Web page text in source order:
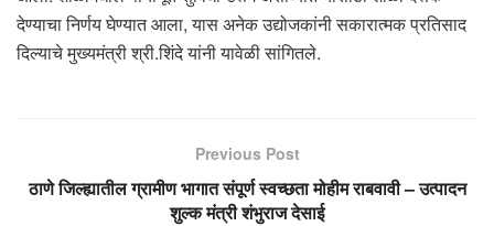
देण्याचा निर्णय घेण्यात आला, यास अनेक उद्योजकांनी सकारात्मक प्रतिसाद
दिल्याचे मुख्यमंत्री श्री.शिंदे यांनी यावेळी सांगितले.
Previous Post
ठाणे जिल्ह्यातील ग्रामीण भागात संपूर्ण स्वच्छता मोहीम राबवावी – उत्पादन
शुल्क मंत्री शंभुराज देसाई